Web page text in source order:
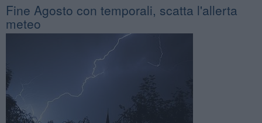
Fine Agosto con temporali, scatta l'allerta
meteo